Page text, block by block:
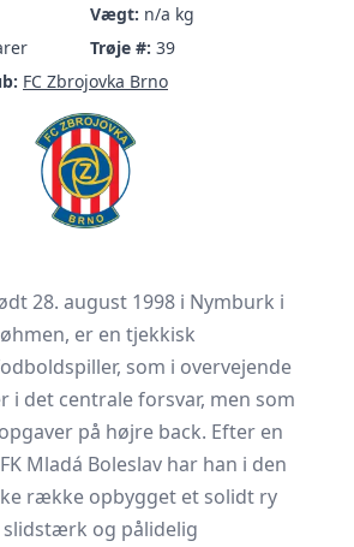
Vægt: n/a kg
Trøje #: 39
FC Zbrojovka Brno
28. august 1998 i Nymburk i
er en tjekkisk
som i overvejende
det centrale forsvar, men som
på højre back. Efter en
Mladá Boleslav har han i den
række opbygget et solidt ry
slidstærk og pålidelig